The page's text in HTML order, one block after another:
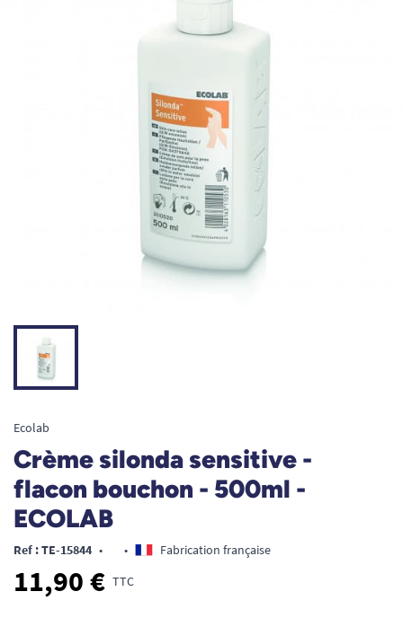
Ecolab
Crème silonda sensitive -
flacon bouchon - 500ml -
ECOLAB
Ref : TE-15844 • • Fabrication française
11,90 € TTC